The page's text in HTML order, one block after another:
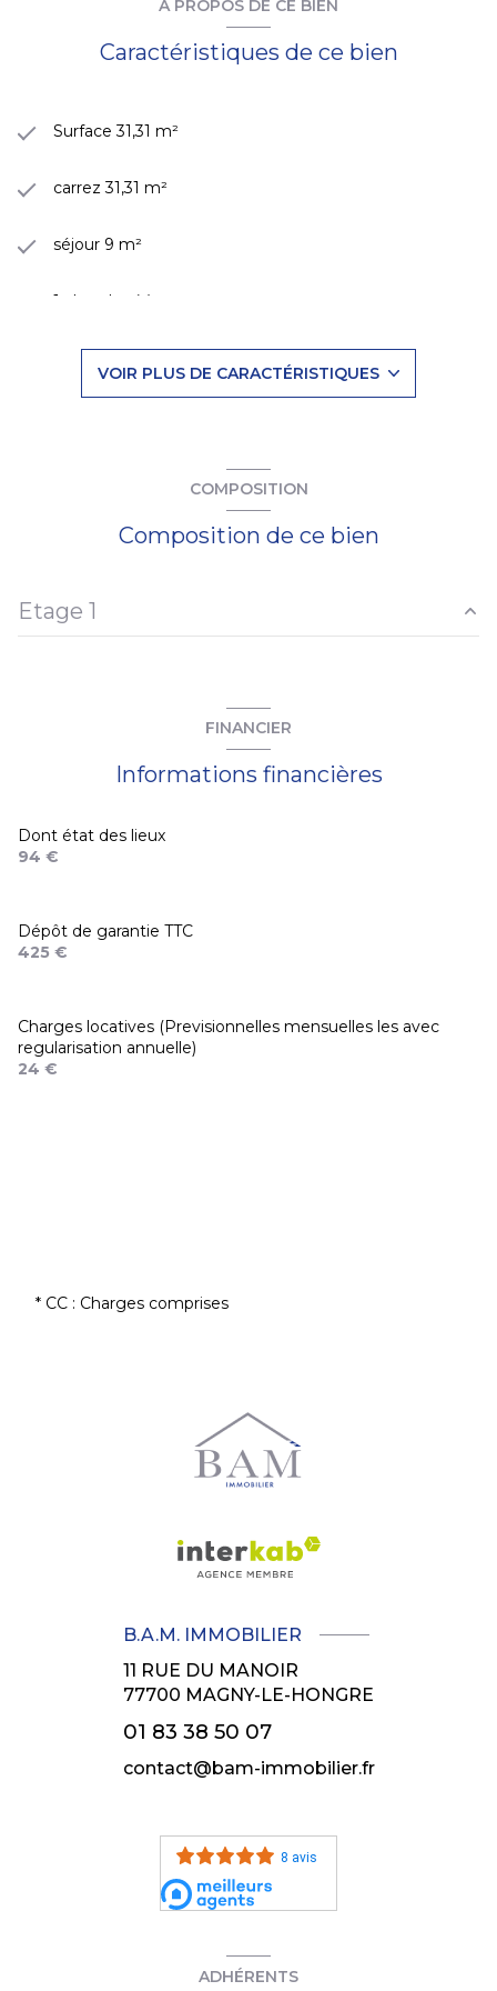
A PROPOS DE CE BIEN
Caractéristiques de ce bien
Surface 31,31 m²
carrez 31,31 m²
séjour 9 m²
1 chambre(s)
Chauffage individuel : radiateur (electrique)
exposition Sud-Est
VOIR PLUS DE CARACTÉRISTIQUES
COMPOSITION
Composition de ce bien
Etage 1
FINANCIER
Informations financières
Dont état des lieux
94 €
Dépôt de garantie TTC
425 €
Charges locatives (Previsionnelles mensuelles les avec
regularisation annuelle)
24 €
* CC : Charges comprises
B.A.M. IMMOBILIER
11 RUE DU MANOIR
77700 MAGNY-LE-HONGRE
01 83 38 50 07
contact@bam-immobilier.fr
8 avis
ADHÉRENTS